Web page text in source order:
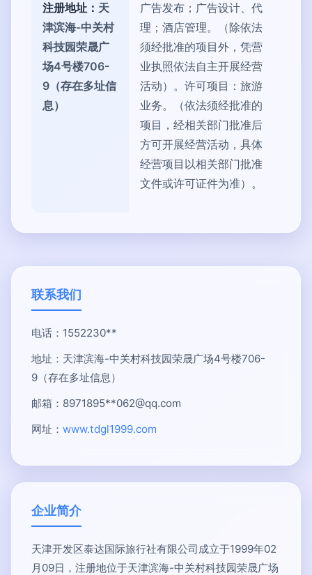
注册地址： 天
津滨海-中关村
科技园荣晟广
场4号楼706-
9（存在多址信
息）
广告发布；广告设计、代
理；酒店管理。（除依法
须经批准的项目外，凭营
业执照依法自主开展经营
活动）。许可项目：旅游
业务。（依法须经批准的
项目，经相关部门批准后
方可开展经营活动，具体
经营项目以相关部门批准
文件或许可证件为准）。
联系我们
电话：1552230**
地址：天津滨海-中关村科技园荣晟广场4号楼706-
9（存在多址信息）
邮箱：8971895**062@qq.com
网址： www.tdgl1999.com
企业简介
天津开发区泰达国际旅行社有限公司成立于1999年02
月09日，注册地位于天津滨海-中关村科技园荣晟广场